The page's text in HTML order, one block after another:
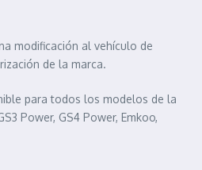
modificación al vehículo de
de la marca.
para todos los modelos de la
Power, GS4 Power, Emkoo,